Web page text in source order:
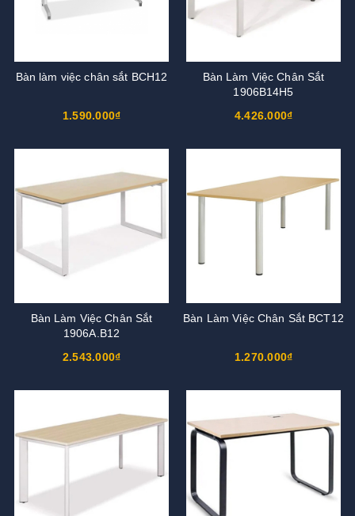
Bàn làm việc chân sắt BCH12
1.590.000₫
Bàn Làm Việc Chân Sắt
1906B14H5
4.426.000₫
Bàn Làm Việc Chân Sắt
1906A.B12
2.543.000₫
Bàn Làm Việc Chân Sắt BCT12
1.270.000₫